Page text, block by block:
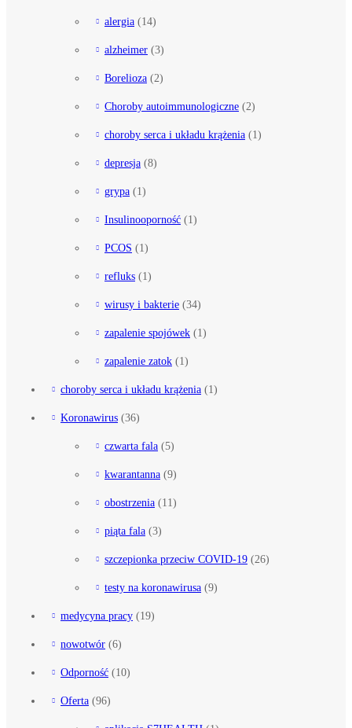
alergia (14)
alzheimer (3)
Borelioza (2)
Choroby autoimmunologiczne (2)
choroby serca i układu krążenia (1)
depresja (8)
grypa (1)
Insulinooporność (1)
PCOS (1)
refluks (1)
wirusy i bakterie (34)
zapalenie spojówek (1)
zapalenie zatok (1)
choroby serca i układu krążenia (1)
Koronawirus (36)
czwarta fala (5)
kwarantanna (9)
obostrzenia (11)
piąta fala (3)
szczepionka przeciw COVID-19 (26)
testy na koronawirusa (9)
medycyna pracy (19)
nowotwór (6)
Odporność (10)
Oferta (96)